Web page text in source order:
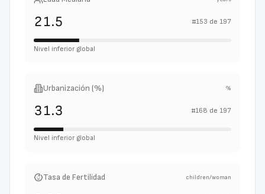
21.5 #153 de 197
Nivel inferior global
Urbanización (%) %
31.3 #168 de 197
Nivel inferior global
Tasa de Fertilidad children/woman